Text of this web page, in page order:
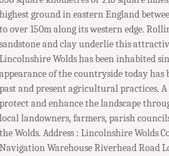
highest ground in eastern England
to over 150m along its western edge.
sandstone and clay underlie this
Lincolnshire Wolds has been inhabited
appearance of the countryside today has
past and present agricultural practices.
protect and enhance the landscape
local landowners, farmers, parish
the Wolds. Address : Lincolnshire Wolds
Navigation Warehouse Riverhead Road